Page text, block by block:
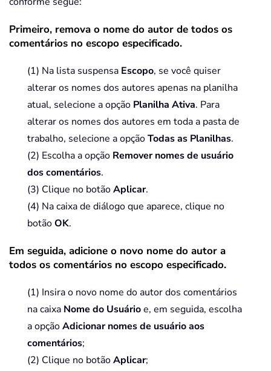
Primeiro, remova o nome do autor de todos os
comentários no escopo especificado.
(1) Na lista suspensa Escopo, se você quiser
alterar os nomes dos autores apenas na planilha
atual, selecione a opção Planilha Ativa. Para
alterar os nomes dos autores em toda a pasta de
trabalho, selecione a opçãoTodas as Planilhas.
(2) Escolha a opção Remover nomes de usuário
dos comentários.
(3) Clique no botãoAplicar.
(4) Na caixa de diálogo que aparece, clique no
botãoOK.
Em seguida, adicione o novo nome do autor a
todos os comentários no escopo especificado.
(1) Insira o novo nome do autor dos comentários
na caixa Nome do Usuárioe, em seguida, escolha
a opçãoAdicionar nomes de usuário aos
comentários;
(2) Clique no botãoAplicar;